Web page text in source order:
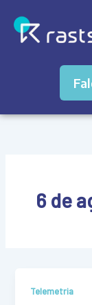
para
6 de
Telemetria